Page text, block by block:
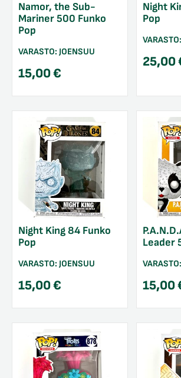
Namor, the Sub-
Mariner 500 Funko
Pop
VARASTO: JOENSUU
15,00€
Night
Pop
VARASTO:
25,00
Night King 84 Funko
Pop
VARASTO: JOENSUU
15,00€
Leader
VARASTO:
15,00